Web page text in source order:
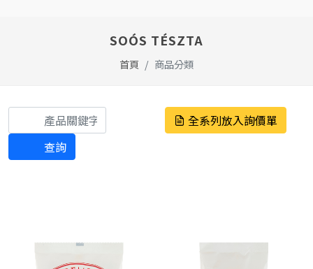
SOÓS TÉSZTA
首頁 商品分類
全系列放入詢價單